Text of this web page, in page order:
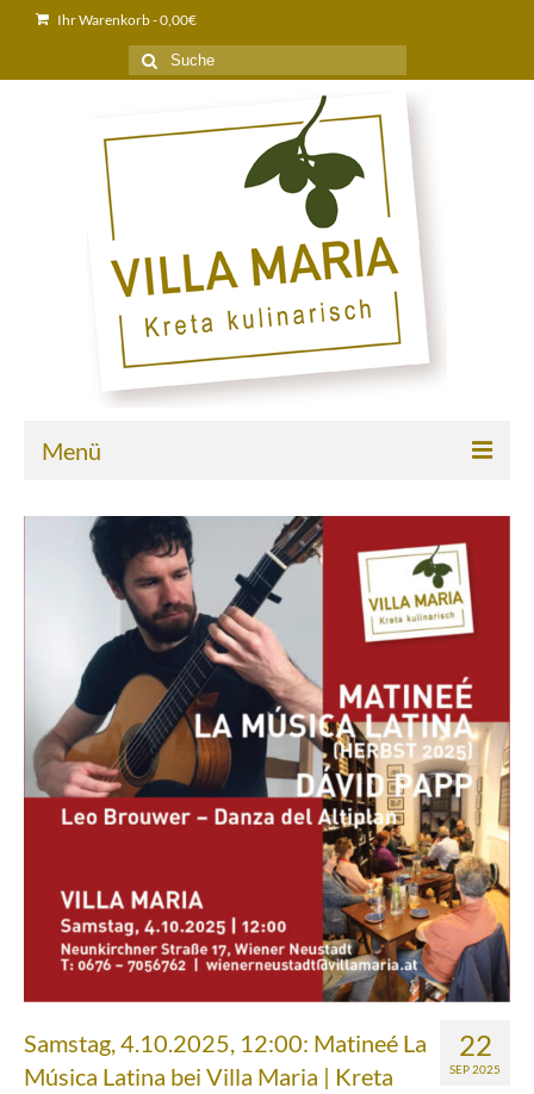
Ihr Warenkorb-0,00€
Suche
nach:
Menü
Home
Über uns
Partnerfirmen
Kreta
Zakros
Gergeri
Houdetsi
Speisen
Mittagstisch (DI bis FR, 12.00 bis 14.30 Uhr)
Frühstück (DI bis SA, 10.00 bis 12.00h) &
Mezedes & Salat
22
SEP 2025
Samstag, 4.10.2025, 12:00: Matineé La
Música Latina bei Villa Maria | Kreta